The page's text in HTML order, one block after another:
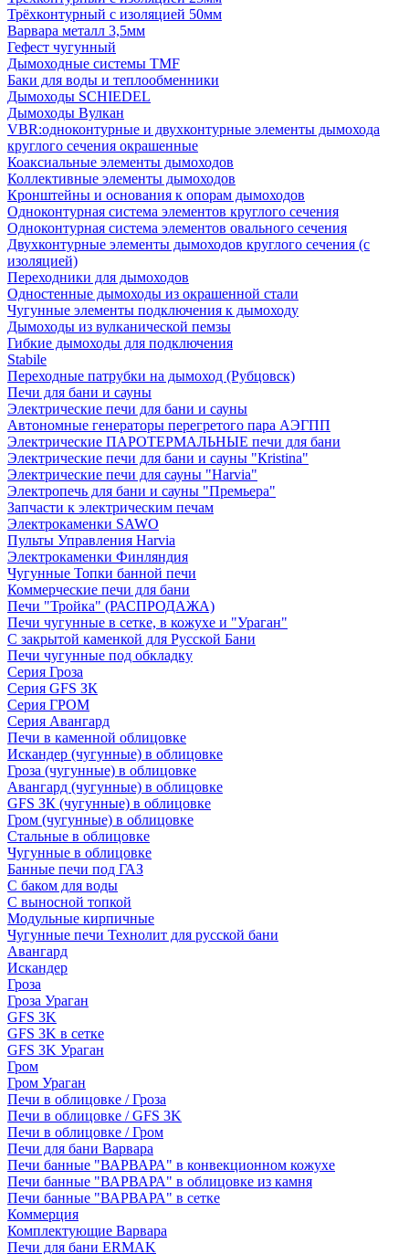
Трёхконтурный с изоляцией 50мм
Варвара металл 3,5мм
Гефест чугунный
Дымоходные системы TMF
Баки для воды и теплообменники
Дымоходы SCHIEDEL
Дымоходы Вулкан
VBR:одноконтурные и двухконтурные элементы дымохода
круглого сечения окрашенные
Коаксиальные элементы дымоходов
Коллективные элементы дымоходов
Кронштейны и основания к опорам дымоходов
Одноконтурная система элементов круглого сечения
Одноконтурная система элементов овального сечения
Двухконтурные элементы дымоходов круглого сечения (с
изоляцией)
Переходники для дымоходов
Одностенные дымоходы из окрашенной стали
Чугунные элементы подключения к дымоходу
Дымоходы из вулканической пемзы
Гибкие дымоходы для подключения
Stabile
Переходные патрубки на дымоход (Рубцовск)
Печи для бани и сауны
Электрические печи для бани и сауны
Автономные генераторы перегретого пара АЭГПП
Электрические ПАРОТЕРМАЛЬНЫЕ печи для бани
Электрические печи для бани и сауны "Кristina"
Электрические печи для сауны "Harvia"
Электропечь для бани и сауны "Премьера"
Запчасти к электрическим печам
Электрокаменки SAWO
Пульты Управления Harvia
Электрокаменки Финляндия
Чугунные Топки банной печи
Коммерческие печи для бани
Печи "Тройка" (РАСПРОДАЖА)
Печи чугунные в сетке, в кожухе и "Ураган"
С закрытой каменкой для Русской Бани
Печи чугунные под обкладку
Серия Гроза
Серия GFS ЗК
Серия ГРОМ
Серия Авангард
Печи в каменной облицовке
Искандер (чугунные) в облицовке
Гроза (чугунные) в облицовке
Авангард (чугунные) в облицовке
GFS ЗК (чугунные) в облицовке
Гром (чугунные) в облицовке
Стальные в облицовке
Чугунные в облицовке
Банные печи под ГАЗ
С баком для воды
С выносной топкой
Модульные кирпичные
Чугунные печи Технолит для русской бани
Авангард
Искандер
Гроза
Гроза Ураган
GFS 3K
GFS 3K в сетке
GFS 3K Ураган
Гром
Гром Ураган
Печи в облицовке / Гроза
Печи в облицовке / GFS 3K
Печи в облицовке / Гром
Печи для бани Варвара
Печи банные "ВАРВАРА" в конвекционном кожухе
Печи банные "ВАРВАРА" в облицовке из камня
Печи банные "ВАРВАРА" в сетке
Коммерция
Комплектующие Варвара
Печи для бани ERMAK